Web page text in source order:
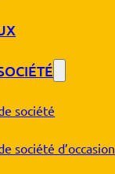
société
société d’occasion